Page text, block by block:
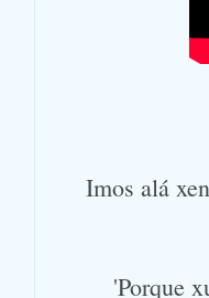
Imos alá
'Porque